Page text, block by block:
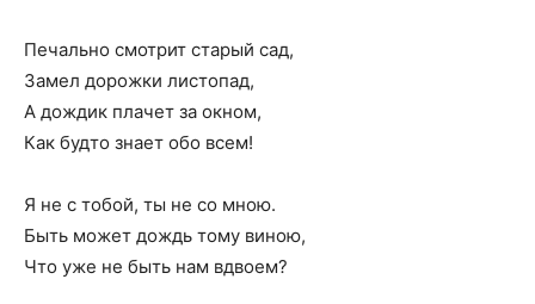
Печально смотрит старый сад,
Замел дорожки листопад,
А дождик плачет за окном,
Как будто знает обо всем!
Я не с тобой, ты не со мною.
Быть может дождь тому виною,
Что уже не быть нам вдвоем?